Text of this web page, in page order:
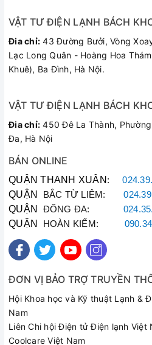
tối đa việc móp méo, biến dạng
Tiết kiệm thời gian nấu nướng
Với nồi áp suất anod SUNHOUSE
thời gian, nhiên liệu và chi phí.
Thông số kỹ
Màu sắc
Vàng
Chất liệu
Hợp kim siêu bền, xử lý bởi công
Kích thước
Đường kính lòng nồi:
3.5L
Bề mặt bên ngoài
Khả năng chống dính
VẬT TƯ ĐIỆN LẠNH BÁCH
Đia chỉ: 43 Đường Bưởi, Vòng
Lạc Long Quân - Hoàng Hoa
Khuê), Ba Đình, Hà Nội.
VẬT TƯ ĐIỆN LẠNH BÁCH
Đia chỉ: 450 Đê La Thành,
Đa, Hà Nội
BÁN ONLINE
QUẬN THANH XUÂN :
QUẬN BẮC TỪ LIÊM:
QUẬN ĐỐNG ĐA:
QUẬN HOÀN KIẾM:
ĐƠN VỊ BẢO TRỢ TRUYỀN
Hội Khoa học và Kỹ thuật Lạnh &
Nam
Liên Chi hội Điện tử Điện lạnh Việt
Coolcare Việt Nam